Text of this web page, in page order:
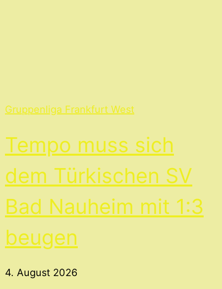
Gruppenliga Frankfurt West
Tempo muss sich
dem Türkischen SV
Bad Nauheim mit 1:3
beugen
4. August 2026